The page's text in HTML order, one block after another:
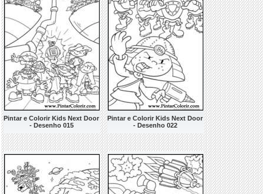
Pintar e Colorir Kids Next Door
- Desenho 015
Pintar e Colorir Kids Next Door
- Desenho 022